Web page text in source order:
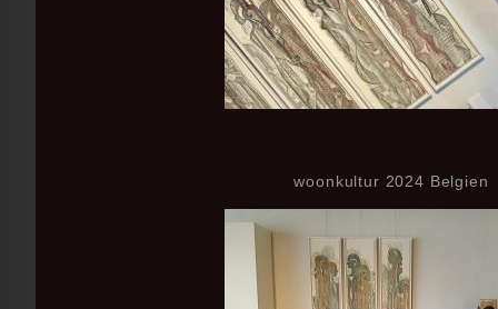
woonkultur 2024 Belgien